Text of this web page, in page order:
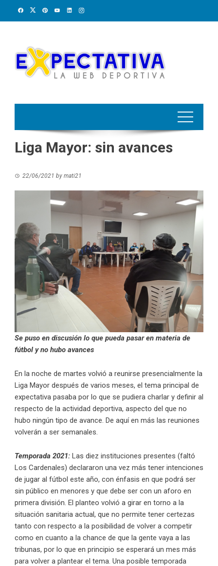
Liga Mayor: sin avances
22/06/2021 by mati21
Se puso en discusión lo que pueda pasar en materia de
fútbol y no hubo avances
En la noche de martes volvió a reunirse presencialmente la
Liga Mayor después de varios meses, el tema principal de
expectativa pasaba por lo que se pudiera charlar y definir al
respecto de la actividad deportiva, aspecto del que no
hubo ningún tipo de avance. De aquí en más las reuniones
volverán a ser semanales.
Temporada 2021: Las diez instituciones presentes (faltó
Los Cardenales) declararon una vez más tener intenciones
de jugar al fútbol este año, con énfasis en que podrá ser
sin público en menores y que debe ser con un aforo en
primera división. El planteo volvió a girar en torno a la
situación sanitaria actual, que no permite tener certezas
tanto con respecto a la posibilidad de volver a competir
como en cuanto a la chance de que la gente vaya a las
tribunas, por lo que en principio se esperará un mes más
para volver a plantear el tema. Una posible temporada